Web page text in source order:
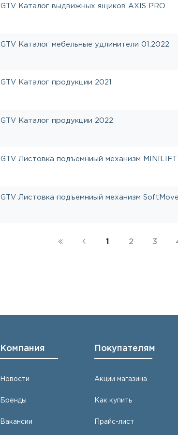
GTV Каталог выдвижных ящиков AXIS PRO
GTV Каталог мебельные удлинители 01.2022
GTV Каталог продукции 2021
GTV Каталог продукции 2022
GTV Листовка подъемниый механизм MINILIFT
GTV Листовка подъемниый механизм
1 2 3
Компания
Новости
Бренды
Вакансии
Покупателям
Акции магазина
Как купить
Прайс-лист